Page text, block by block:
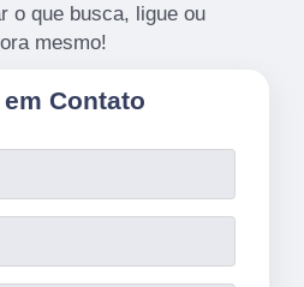
o que busca, ligue ou
mesmo!
Contato